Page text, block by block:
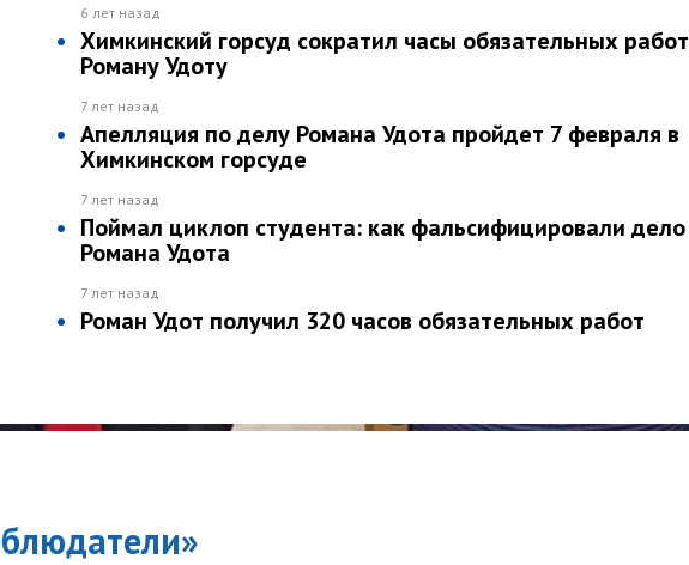
6 лет назад
Химкинский горсуд сократил часы обязательных работ
Роману Удоту
7 лет назад
Апелляция по делу Романа Удота пройдет 7 февраля в
Химкинском горсуде
7 лет назад
Поймал циклоп студента: как фальсифицировали дело
Романа Удота
7 лет назад
Роман Удот получил 320 часов обязательных работ
»